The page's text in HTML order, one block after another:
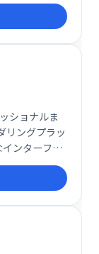
、世界中で
、それぞれ
す。
ショナルま
リングプラッ
ンターフェ
ーコードで実
様々な用途
単に作成でき
さを追求した
解き放ち